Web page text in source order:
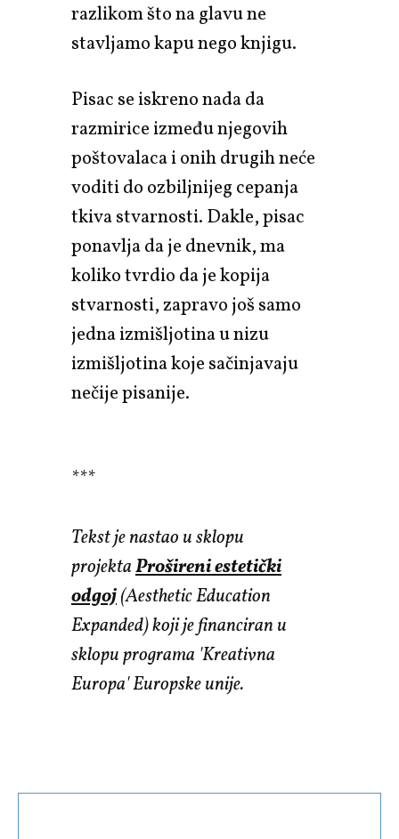
razlikom što na glavu ne
stavljamo kapu nego knjigu.
Pisac se iskreno nada da
razmirice između njegovih
poštovalaca i onih drugih neće
voditi do ozbiljnijeg cepanja
tkiva stvarnosti. Dakle, pisac
ponavlja da je dnevnik, ma
koliko tvrdio da je kopija
stvarnosti, zapravo još samo
jedna izmišljotina u nizu
izmišljotina koje sačinjavaju
nečije pisanije.
***
Tekst je nastao u sklopu
projektaProšireni estetički
odgoj(Aesthetic Education
Expanded) koji je financiran u
sklopu programa 'Kreativna
Europa' Europske unije.